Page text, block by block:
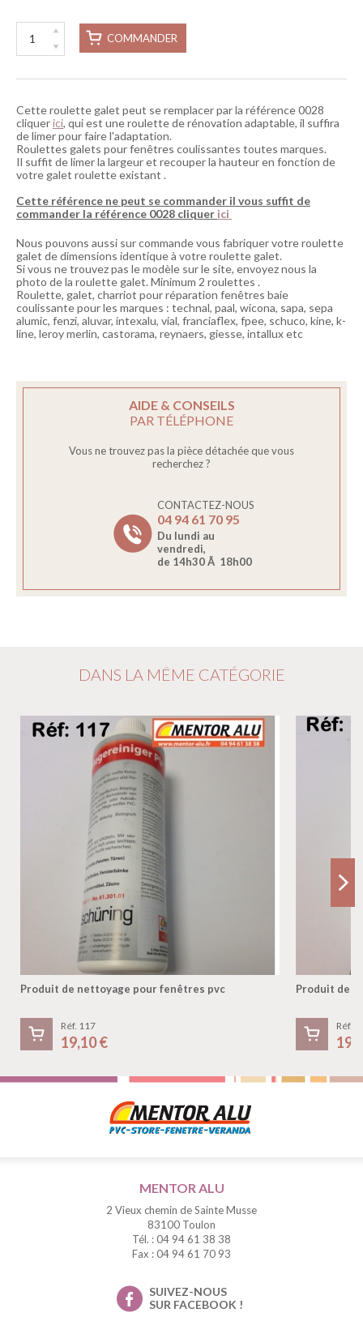
COMMANDER
Cette roulette galet peut se remplacer par la référence 0028
cliquerici, qui est une roulette de rénovation adaptable, il suffira
de limer pour faire l'adaptation.
Roulettes galets pour fenêtres coulissantes toutes marques.
Il suffit de limer la largeur et recouper la hauteur en fonction de
votre galet roulette existant .
Cette référence ne peut se commander il vous suffit de
commander la référence 0028 cliquer ici
Nous pouvons aussi sur commande vous fabriquer votre roulette
galet de dimensions identique à votre roulette galet.
Si vous ne trouvez pas le modèle sur le site, envoyez nous la
photo de la roulette galet. Minimum 2 roulettes .
Roulette, galet, charriot pour réparation fenêtres baie
coulissante pour les marques : technal, paal, wicona, sapa, sepa
alumic, fenzi, aluvar, intexalu, vial, franciaflex, fpee, schuco, kine, k-
line, leroy merlin, castorama, reynaers, giesse, intallux etc
AIDE & CONSEILS
PAR TÉLÉPHONE
Vous ne trouvez pas la pièce détachée que vous
recherchez ?
CONTACTEZ-NOUS
04 94 61 70 95
Du lundi au
vendredi,
de 14h30 Ã 18h00
DANS LA MÊME CATÉGORIE
Produit de nettoyage pour fenêtres pvc
Réf. 117
19,10 €
Produit de
Réf.
MENTOR ALU
2 Vieux chemin de Sainte Musse
83100 Toulon
Tél. : 04 94 61 38 38
Fax : 04 94 61 70 93
SUIVEZ-NOUS
SUR FACEBOOK !